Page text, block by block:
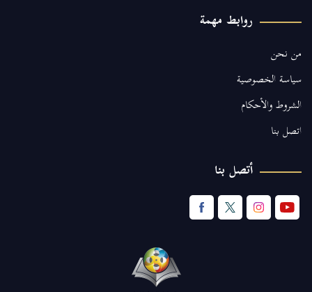
روابط مهمة
من نحن
سياسة الخصوصية
الشروط والأحكام
اتصل بنا
أتصل بنا